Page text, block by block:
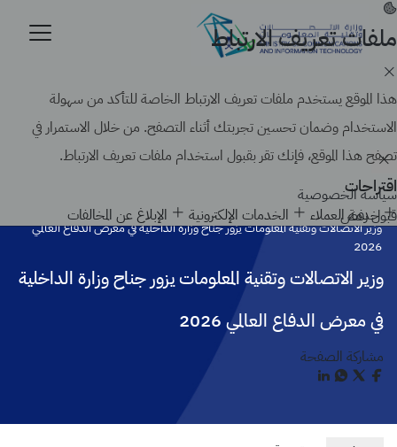
موقع حكومي رسمي تابع لحكومة المملكة العربية السعودية
كيف تتحقق
تجاوز
إلى
المحتوى
الرئيسي
اقتراحات
خدمة العملاء الخدمات الإلكترونية الإبلاغ عن المخالفات الرئيسية
أخبار الوزارة
وزير الاتصالات وتقنية المعلومات يزور جناح وزارة الداخلية في معرض الدفاع العالمي
2026
وزير الاتصالات وتقنية المعلومات يزور جناح وزارة الداخلية
في معرض الدفاع العالمي 2026
مشاركة الصفحة
ملفات تعريف الارتباط
هذا الموقع يستخدم ملفات تعريف الارتباط الخاصة للتأكد من سهولة
الاستخدام وضمان تحسين تجربتك أثناء التصفح. من خلال الاستمرار في
تصفح هذا الموقع، فإنك تقر بقبول استخدام ملفات تعريف الارتباط.
سياسة الخصوصية
قبولرفض